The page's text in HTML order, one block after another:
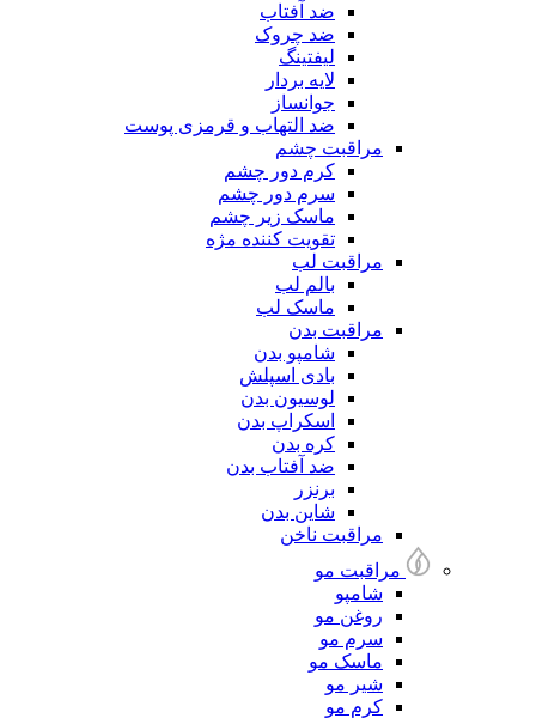
ضد آفتاب
ضد چروک
لیفتینگ
لایه بردار
جوانساز
ضد التهاب و قرمزی پوست
مراقبت چشم
کرم دور چشم
سرم دور چشم
ماسک زیر چشم
تقویت کننده مژه
مراقبت لب
بالم لب
ماسک لب
مراقبت بدن
شامپو بدن
بادی اسپلش
لوسیون بدن
اسکراپ بدن
کره بدن
ضد آفتاب بدن
برنزر
شاین بدن
مراقبت ناخن
مراقبت مو
شامپو
روغن مو
سرم مو
ماسک مو
شیر مو
کرم مو